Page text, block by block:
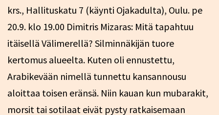
krs., Hallituskatu 7 (käynti Ojakadulta), Oulu. pe
20.9. klo 19.00 Dimitris Mizaras: Mitä tapahtuu
itäisellä Välimerellä? Silminnäkijän tuore
kertomus alueelta. Kuten oli ennustettu,
Arabikevään nimellä tunnettu kansannousu
aloittaa toisen eränsä. Niin kauan kun mubarakit,
morsit tai sotilaat eivät pysty ratkaisemaan